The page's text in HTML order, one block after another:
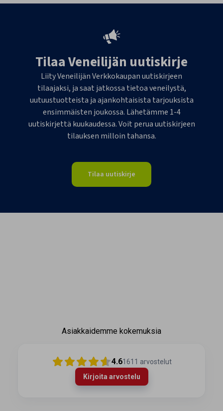
Tilaa Veneilijän uutiskirje
Liity Veneilijän Verkkokaupan uutiskirjeen
tilaajaksi, ja saat jatkossa tietoa veneilystä,
uutuustuotteista ja ajankohtaisista tarjouksista
ensimmäisten joukossa. Lähetämme 1-4
uutiskirjettä kuukaudessa. Voit perua uutiskirjeen
tilauksen milloin tahansa.
Tilaa uutiskirje
Asiakkaidemme kokemuksia
4.61611 arvostelut
Kirjoita arvostelu